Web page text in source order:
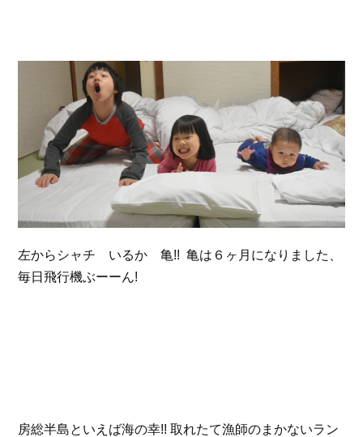
左からシャチ いるか 亀!! 亀は６ヶ月になりました、
毎日飛行機ぶーーん!
房総半島といえば海の幸!! 取れたて漁師のまかないラン